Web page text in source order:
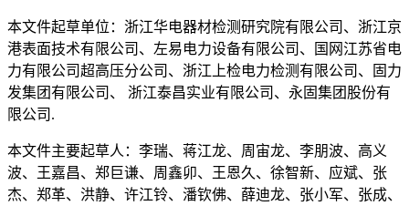
本文件起草单位：浙江华电器材检测研究院有限公司、浙江京
港表面技术有限公司、左易电力设备有限公司、国网江苏省电
力有限公司超高压分公司、浙江上检电力检测有限公司、固力
发集团有限公司、 浙江泰昌实业有限公司、永固集团股份有
限公司.
本文件主要起草人：李瑞、蒋江龙、周宙龙、李朋波、高义
波、王嘉昌、郑巨谦、周鑫卯、王恩久、徐智新、应斌、张
杰、郑革、洪静、许江铃、潘钦佛、薛迪龙、张小军、张成、